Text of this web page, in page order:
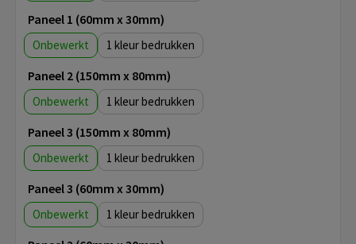
Paneel 1 (60mm x 30mm)
Onbewerkt 1
Paneel 2 (150mm x 80mm)
Onbewerkt 1
Paneel 3 (150mm x 80mm)
Onbewerkt 1
Paneel 3 (60mm x 30mm)
Onbewerkt 1